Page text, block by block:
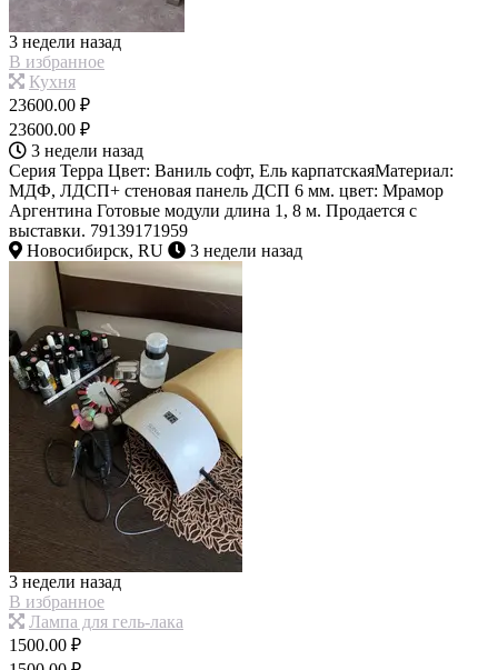
3 недели назад
В избранное
Кухня
23600.00 ₽
23600.00 ₽
3 недели назад
Серия Терра Цвет: Ваниль софт, Ель карпатскаяМатериал:
МДФ, ЛДСП+ стеновая панель ДСП 6 мм. цвет: Мрамор
Аргентина Готовые модули длина 1, 8 м. Продается с
выставки. 79139171959
Новосибирск, RU
3 недели назад
3 недели назад
В избранное
Лампа для гель-лака
1500.00 ₽